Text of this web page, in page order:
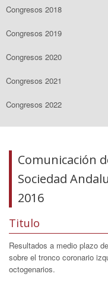
Congresos 2018
Congresos 2019
Congresos 2020
Congresos 2021
Congresos 2022
Comunicación
Sociedad
2016
Titulo
Resultados a medio plazo
sobre el tronco coronario
octogenarios.